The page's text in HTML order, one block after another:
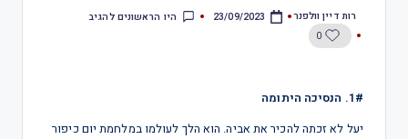
רות דיין וולפנר 23/09/2023
היו הראשונים להגיב
0
1#. הנסיכה היתומה
יעל לא זכתה להכיר את אביה. הוא הלך לעולמו במלחמת יום כיפור